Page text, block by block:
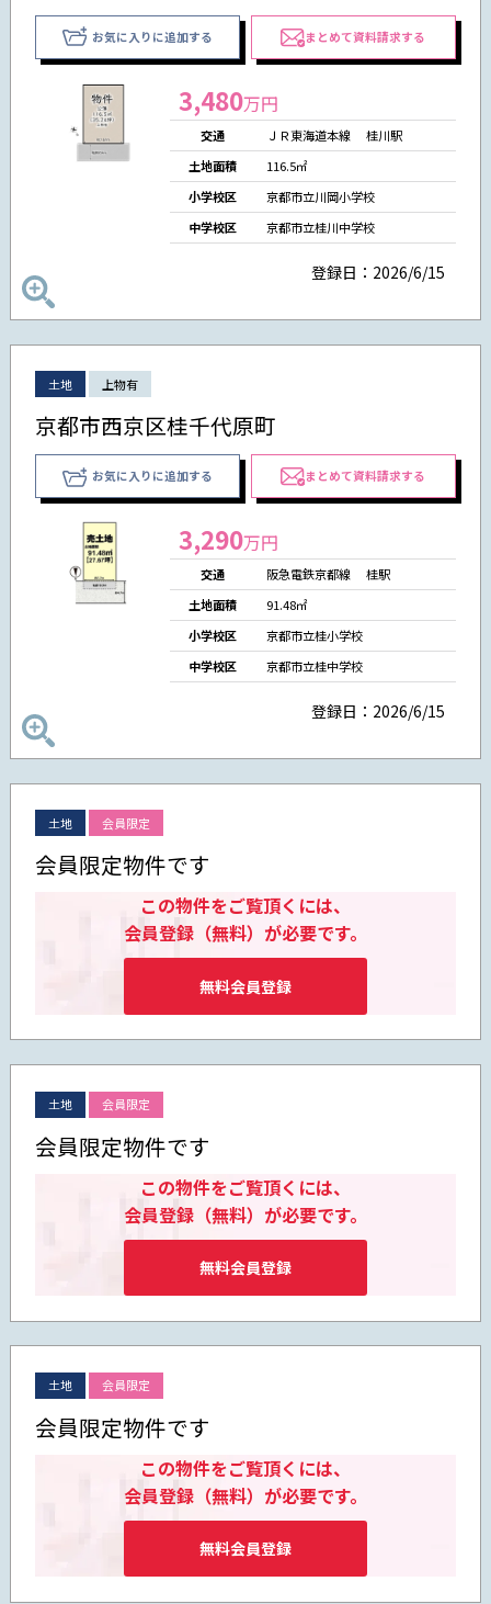
お気に入りに追加する まとめて資料請求する
3,480万円
交通
ＪＲ東海道本線 桂川駅
土地面積
116.5㎡
小学校区
京都市立川岡小学校
中学校区
京都市立桂川中学校
登録日：2026/6/15
土地 上物有
京都市西京区桂千代原町
お気に入りに追加する まとめて資料請求する
3,290万円
交通
阪急電鉄京都線 桂駅
土地面積
91.48㎡
小学校区
京都市立桂小学校
中学校区
京都市立桂中学校
登録日：2026/6/15
土地 会員限定
会員限定物件です
この物件をご覧頂くには、
会員登録（無料）が必要です。
無料会員登録
土地 会員限定
会員限定物件です
この物件をご覧頂くには、
会員登録（無料）が必要です。
無料会員登録
土地 会員限定
会員限定物件です
この物件をご覧頂くには、
会員登録（無料）が必要です。
無料会員登録